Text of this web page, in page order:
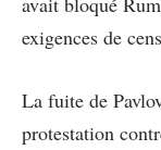
exigences de
La fuite de
protestation